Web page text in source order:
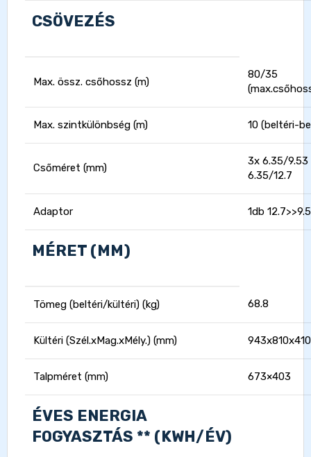
CSÖVEZÉS
Max. össz. csőhossz (m)
80/35
Max. szintkülönbség (m) 10 (beltéri-
Csőméret (mm)
3x 6.35/9.53
6.35/12.7
Adaptor 1db
MÉRET (MM)
Tömeg (beltéri/kültéri) (kg) 68.8
Kültéri (Szél.xMag.xMély.) (mm) 943x810x410
Talpméret (mm) 673×403
ÉVES ENERGIA
FOGYASZTÁS ** (KWH/ÉV)